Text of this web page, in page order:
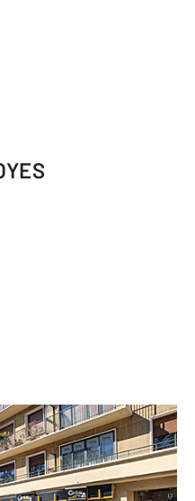
Immobilier
Hugo CS 90121
- 10000